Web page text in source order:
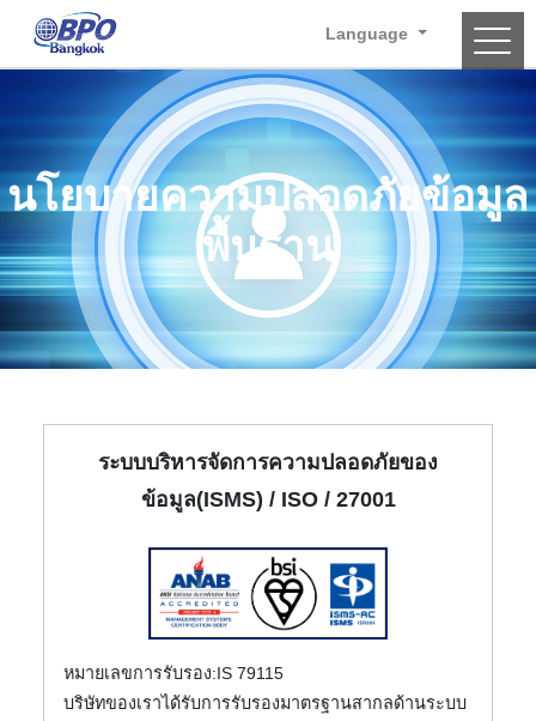
Main Navigation Language
นโยบายความปลอดภัยข้อมูล
พื้นฐาน
ระบบบริหารจัดการความปลอดภัยของ
ข้อมูล(ISMS) / ISO / 27001
หมายเลขการรับรอง:IS 79115
บริษัทของเราได้รับการรับรองมาตรฐานสากลด้านระบบ